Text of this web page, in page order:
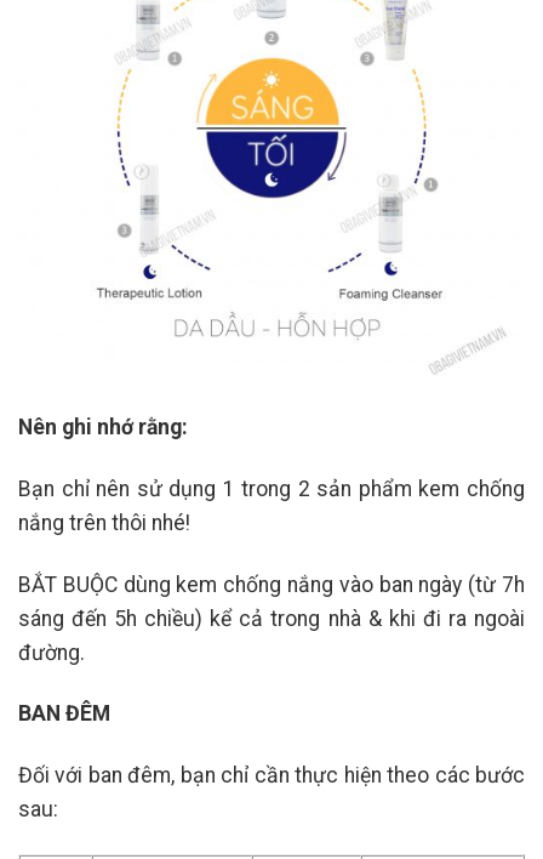
Nên ghi nhớ rằng:
Bạn chỉ nên sử dụng 1 trong 2 sản phẩm kem chống
nắng trên thôi nhé!
BẮT BUỘC dùng kem chống nắng vào ban ngày (từ 7h
sáng đến 5h chiều) kể cả trong nhà & khi đi ra ngoài
đường.
BAN ĐÊM
Đối với ban đêm, bạn chỉ cần thực hiện theo các bước
sau: